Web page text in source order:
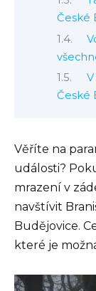
České
České
Věříte na
události?
mrazení v
navštívit
Budějovice.
které je